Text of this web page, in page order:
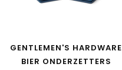
GENTLEMEN'S HARDWARE
BIER ONDERZETTERS